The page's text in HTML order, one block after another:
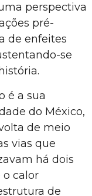
perspectiva
pré-
de enfeites
se
é a sua
do México,
de meio
vias que
há dois
calor
de